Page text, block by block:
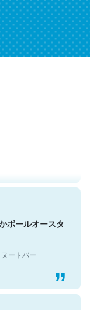
うなと凄く思
。自分はこの流
hit. Shit.
ートバー
ポールオースタ
ートバー